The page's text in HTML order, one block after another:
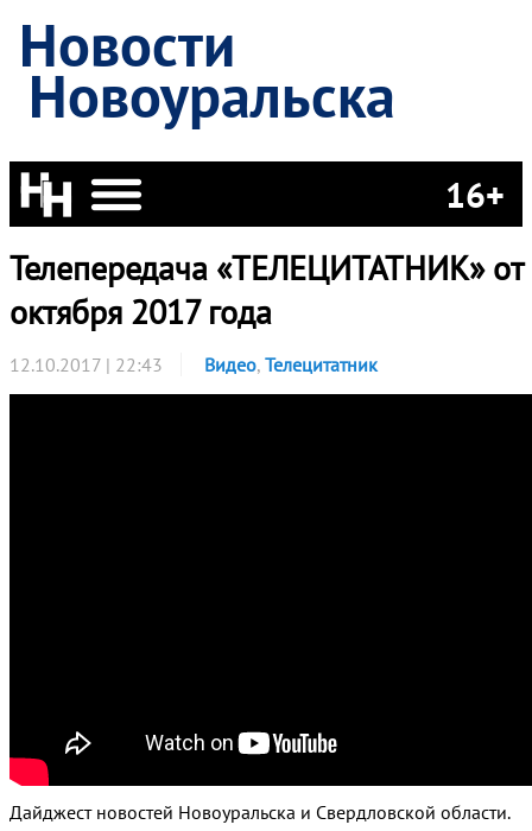
Новости
Новоуральска
16+
Телепередача «ТЕЛЕЦИТАТНИК» от
октября 2017 года
12.10.2017 | 22:43 Видео, Телецитатник
Дайджест новостей Новоуральска и Свердловской области.